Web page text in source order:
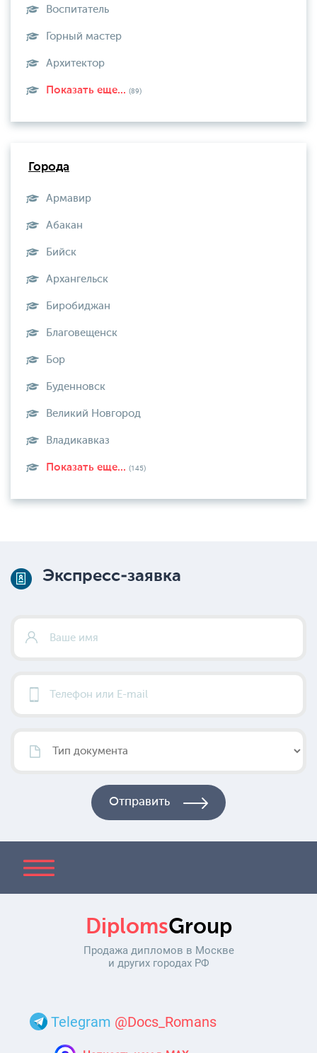
Воспитатель
Горный мастер
Архитектор
Показать еще... (89)
Города
Армавир
Абакан
Бийск
Архангельск
Биробиджан
Благовещенск
Бор
Буденновск
Великий Новгород
Владикавказ
Показать еще... (145)
Экспресс-заявка
DiplomsGroup
Продажа дипломов в Москве
и других городах РФ
Telegram @Docs_Romans